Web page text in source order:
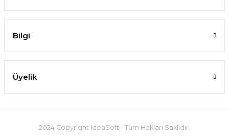
Bilgi
Üyelik
2024 Copyright IdeaSoft - Tüm Hakları Saklıdır.